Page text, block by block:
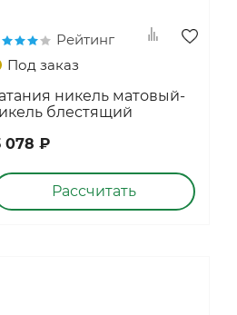
Коллекция "ИКС-ЛАЙН"
Коллекция "ПРЕМЬЕР"
Коллекция "АЛЬТО"
Коллекция "Щитовые
Коллекция
Коллекция "ИНВИЗИБЛ"
Рейтинг
Под заказ
никель матовый-
блестящий
078 ₽
Рассчитать